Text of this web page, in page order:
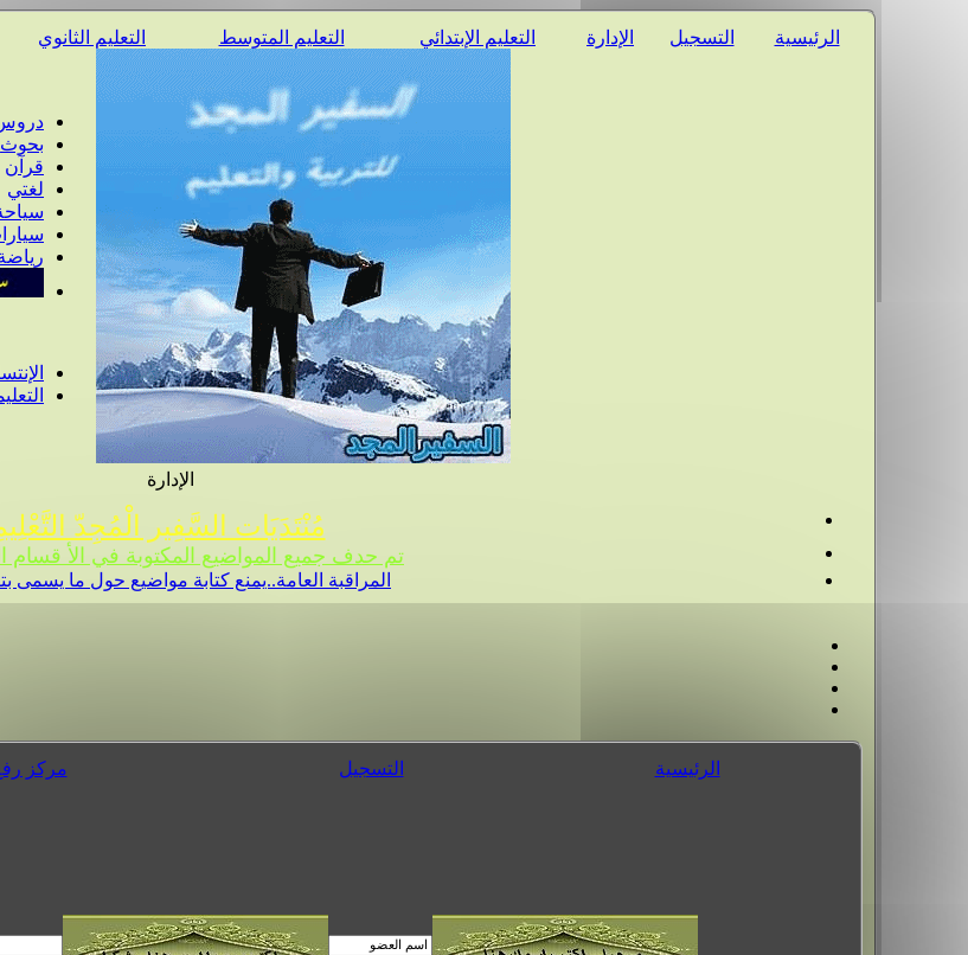
الرئيسية التسجيل الإدارة التعليم الإبتدائي التعليم المتوسط التعليم الثانوي
بحوث
قرآن
لغتي
الإدارة
مُنْتَدَيَات السَّفِير الْمُجِدّ
تم حدف جميع المواضيع المكتوبة في الأ قسام
المراقبة العامة..يمنع كتابة مواضيع حول ما يسمى
الرئيسية التسجيل مركز